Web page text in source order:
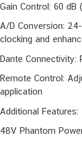
Gain Control: 60 dB
A/D Conversion:
clocking and
Dante Connectivity:
Remote Control:
application
Additional Features:
48V Phantom